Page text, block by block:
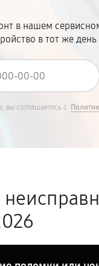
в нашем
в тот же день
вы соглашаетесь с